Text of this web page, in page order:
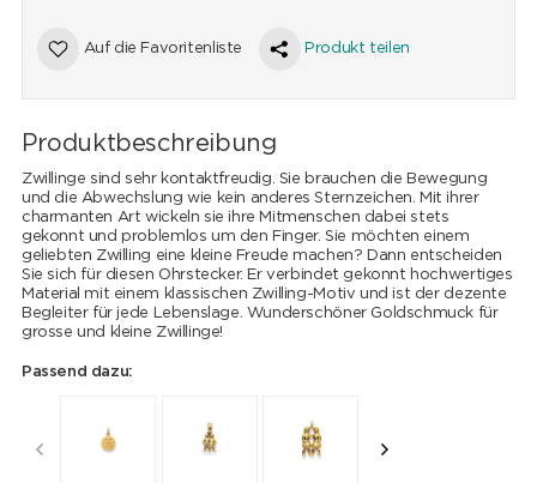
Auf die Favoritenliste Produkt teilen
Produktbeschreibung
Zwillinge sind sehr kontaktfreudig. Sie brauchen die Bewegung
und die Abwechslung wie kein anderes Sternzeichen. Mit ihrer
charmanten Art wickeln sie ihre Mitmenschen dabei stets
gekonnt und problemlos um den Finger. Sie möchten einem
geliebten Zwilling eine kleine Freude machen? Dann entscheiden
Sie sich für diesen Ohrstecker. Er verbindet gekonnt hochwertiges
Material mit einem klassischen Zwilling-Motiv und ist der dezente
Begleiter für jede Lebenslage. Wunderschöner Goldschmuck für
grosse und kleine Zwillinge!
Passend dazu: